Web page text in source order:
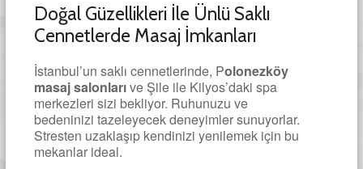
Doğal Güzellikleri İle Ünlü Saklı
Cennetlerde Masaj İmkanları
İstanbul’un saklı cennetlerinde, Polonezköy
masaj salonlarıve Şile ile Kilyos’daki spa
merkezleri sizi bekliyor. Ruhunuzu ve
bedeninizi tazeleyecek deneyimler sunuyorlar.
Stresten uzaklaşıp kendinizi yenilemek için bu
mekanlar ideal.